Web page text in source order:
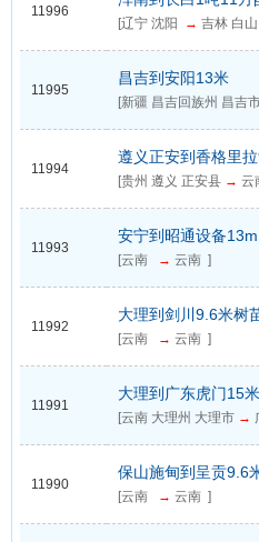
11996
[辽宁 沈阳 → 吉林 白
11995
昌吉到安阳13米
[新疆 昌吉回族州 昌吉
11994
遵义正安到香格里
[贵州 遵义 正安县 → 云
11993
安宁到昭通设备13m
[云南 → 云南 ]
11992
大理到剑川9.6米树
[云南 → 云南 ]
11991
大理到广东虎门15
[云南 大理州 大理市 →
11990
保山施甸到呈贡9.6
[云南 → 云南 ]